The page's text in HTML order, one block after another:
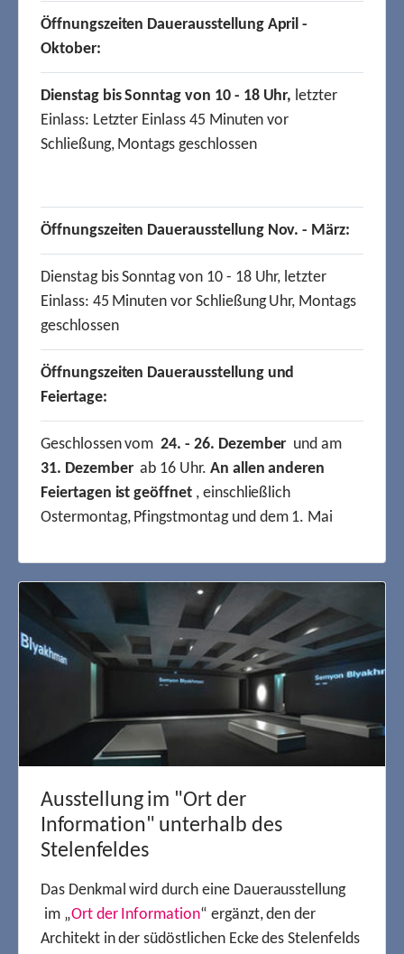
Ausstellung im "Ort der
Information" unterhalb des
Stelenfeldes
Das Denkmal wird durch eine Dauerausstellung
im „Ort der Information“ ergänzt, den der
Architekt in der südöstlichen Ecke des Stelenfelds
Öffnungszeiten Dauerausstellung April -
Oktober:
Dienstag bis Sonntag von 10 - 18 Uhr, letzter
Einlass: Letzter Einlass 45 Minuten vor
Schließung, Montags geschlossen
Öffnungszeiten Dauerausstellung Nov. - März:
Dienstag bis Sonntag von 10 - 18 Uhr, letzter
Einlass: 45 Minuten vor Schließung Uhr, Montags
geschlossen
Öffnungszeiten Dauerausstellung und
Feiertage:
Geschlossen vom24. - 26. Dezember und am
31. Dezemberab 16 Uhr. An allen anderen
Feiertagen ist geöffnet, einschließlich
Ostermontag, Pfingstmontag und dem 1. Mai